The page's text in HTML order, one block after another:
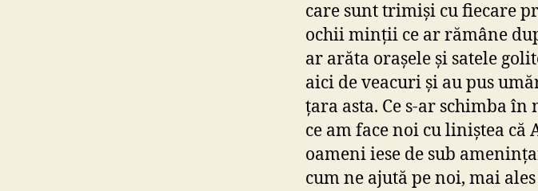
care sunt trimiși cu fiecare
ochii minții ce ar rămâne
ar arăta orașele și satele
aici de veacuri și au pus
țara asta. Ce s-ar schimba
ce am face noi cu liniștea
oameni iese de sub
cum ne ajută pe noi, mai